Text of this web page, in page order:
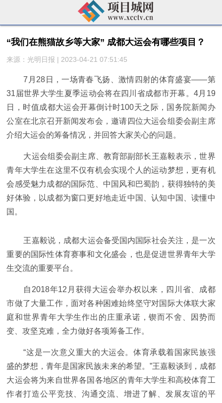
“我们在熊猫故乡等大家” 成都大运会有哪些项目？
来源：光明日报 | 2023-04-21 07:51:45
7月28日，一场青春飞扬、激情四射的体育盛宴——第
31届世界大学生夏季运动会将在四川省成都市开幕。4月19
日，时值成都大运会开幕倒计时100天之际，国务院新闻办
公室在北京召开新闻发布会，邀请四位大运会组委会副主席
介绍大运会的筹备情况，并回答大家关心的问题。
大运会组委会副主席、教育部副部长王嘉毅表示，世界
青年大学生在这里不仅有机会实现个人的运动梦想，更有机
会感受魅力成都的国际范、中国风和巴蜀韵，获得独特的美
好体验，以成都为窗口更好地走近中国、认知中国、读懂中
国。
王嘉毅说，成都大运会备受国内国际社会关注，是一次
重要的国际性体育赛事和文化盛会，也是促进世界青年大学
生交流的重要平台。
自2018年12月获得大运会举办权以来，四川省、成都
市做了大量工作，面对各种困难始终坚守对国际大体联大家
庭和世界青年大学生作出的庄重承诺，锲而不舍、因势而
变、攻坚克难，全力做好各项筹备工作。
“这是一次意义重大的大运会。体育承载着国家民族强
盛的梦想，青年是国家民族未来的希望。”王嘉毅谈到，成都
大运会将为来自世界各国各地区的青年大学生和高校体育工
作者打造公平竞技、沟通交流、增进了解、发展友谊的平